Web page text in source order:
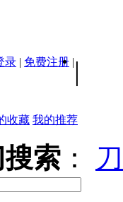
录 | 免费注册 | |
收藏 我的推荐
索 ：